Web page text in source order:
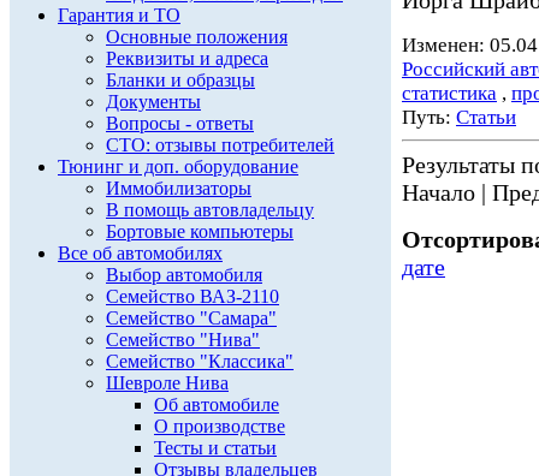
Гарантия и ТО
Основные положения
Реквизиты и адреса
Бланки и образцы
Документы
Вопросы - ответы
СТО: отзывы потребителей
Тюнинг и доп. оборудование
Иммобилизаторы
В помощь автовладельцу
Бортовые компьютеры
Все об автомобилях
Выбор автомобиля
Семейство ВАЗ-2110
Семейство "Самара"
Семейство "Нива"
Семейство "Классика"
Шевроле Нива
Об автомобиле
О производстве
Тесты и статьи
Отзывы владельцев
Изменен:
Российский
статистика ,
Путь: Статьи
Результаты
Начало |
дате